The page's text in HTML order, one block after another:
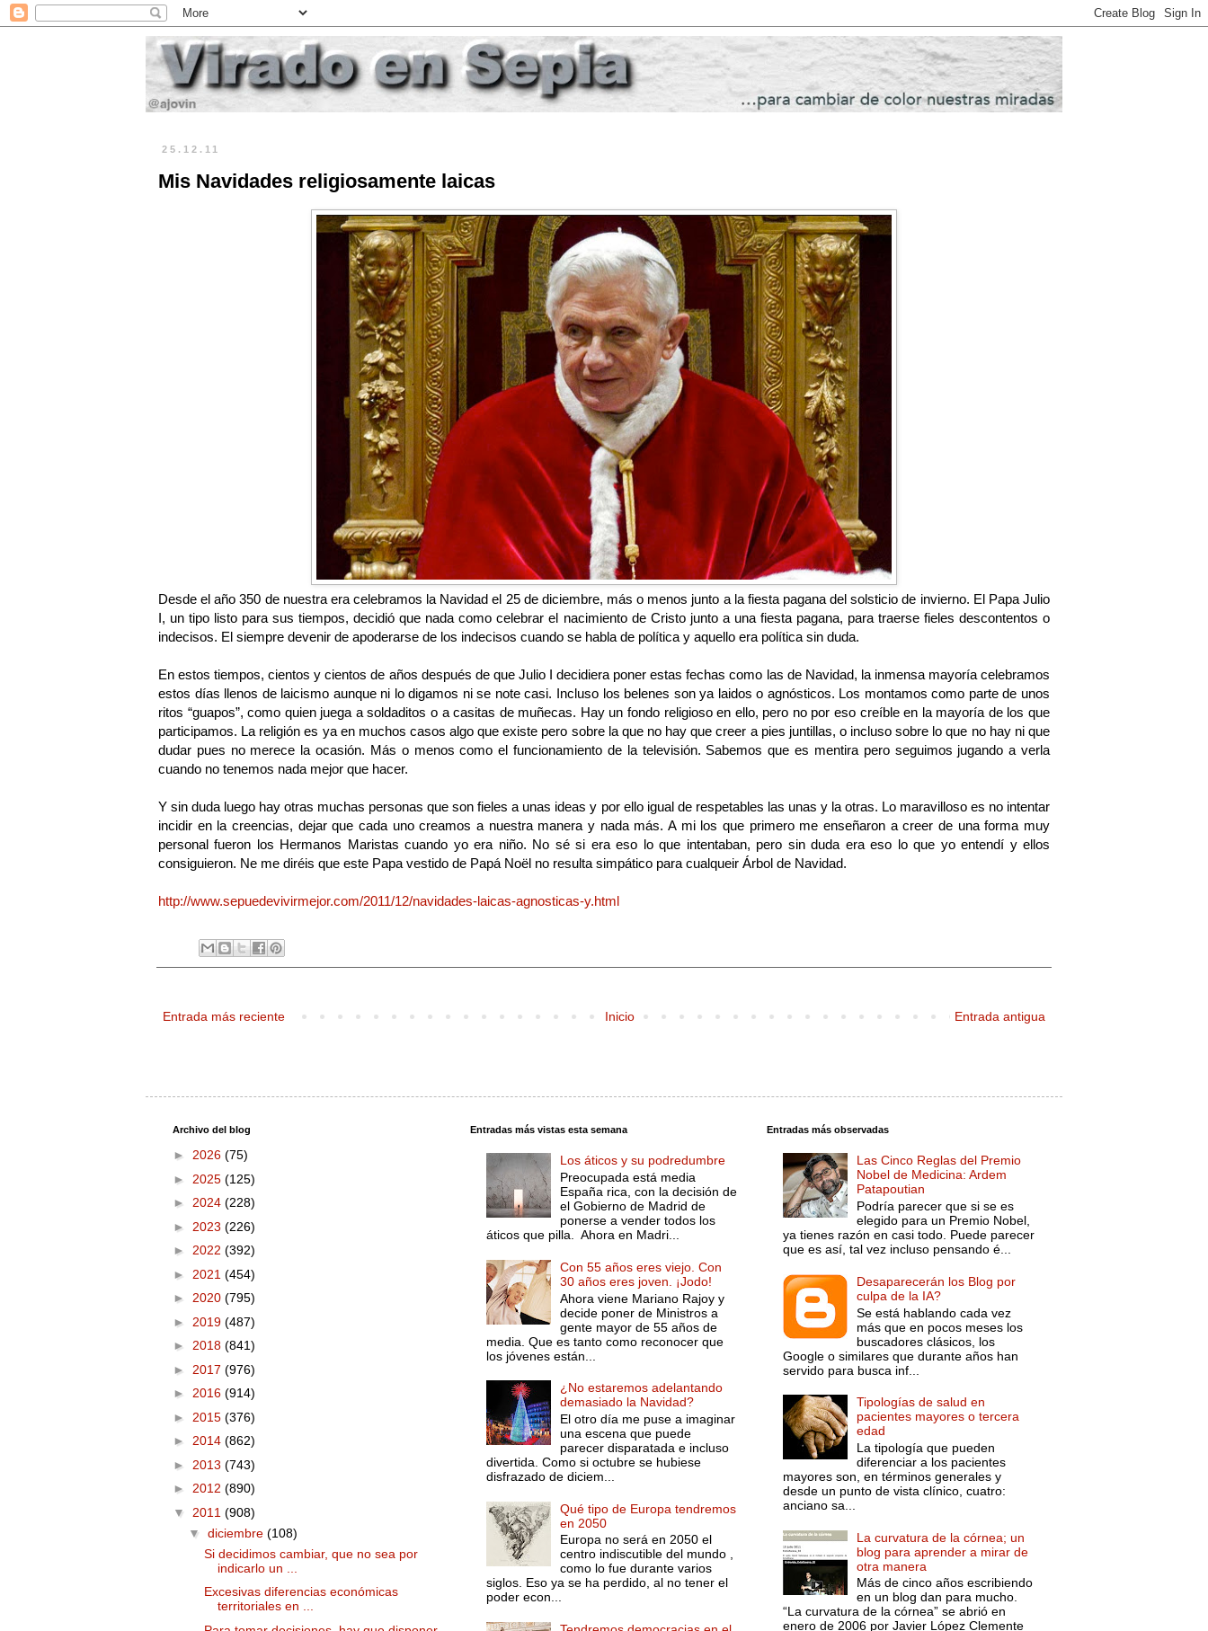
25.12.11
Mis Navidades religiosamente laicas
Desde el año 350 de nuestra era celebramos la Navidad el 25 de diciembre, más o menos junto a la fiesta pagana del solsticio de invierno. El Papa Julio
I, un tipo listo para sus tiempos, decidió que nada como celebrar el nacimiento de Cristo junto a una fiesta pagana, para traerse fieles descontentos o
indecisos. El siempre devenir de apoderarse de los indecisos cuando se habla de política y aquello era política sin duda.
En estos tiempos, cientos y cientos de años después de que Julio I decidiera poner estas fechas como las de Navidad, la inmensa mayoría celebramos
estos días llenos de laicismo aunque ni lo digamos ni se note casi. Incluso los belenes son ya laidos o agnósticos. Los montamos como parte de unos
ritos “guapos”, como quien juega a soldaditos o a casitas de muñecas. Hay un fondo religioso en ello, pero no por eso creíble en la mayoría de los que
participamos. La religión es ya en muchos casos algo que existe pero sobre la que no hay que creer a pies juntillas, o incluso sobre lo que no hay ni que
dudar pues no merece la ocasión. Más o menos como el funcionamiento de la televisión. Sabemos que es mentira pero seguimos jugando a verla
cuando no tenemos nada mejor que hacer.
Y sin duda luego hay otras muchas personas que son fieles a unas ideas y por ello igual de respetables las unas y la otras. Lo maravilloso es no intentar
incidir en la creencias, dejar que cada uno creamos a nuestra manera y nada más. A mi los que primero me enseñaron a creer de una forma muy
personal fueron los Hermanos Maristas cuando yo era niño. No sé si era eso lo que intentaban, pero sin duda era eso lo que yo entendí y ellos
consiguieron. Ne me diréis que este Papa vestido de Papá Noël no resulta simpático para cualqueir Árbol de Navidad.
http://www.sepuedevivirmejor.com/2011/12/navidades-laicas-agnosticas-y.html
Entrada más reciente Entrada antigua
Inicio
Archivo del blog
► 2026 (75)
► 2025 (125)
► 2024 (228)
► 2023 (226)
► 2022 (392)
► 2021 (454)
► 2020 (795)
► 2019 (487)
► 2018 (841)
► 2017 (976)
► 2016 (914)
► 2015 (376)
► 2014 (862)
► 2013 (743)
► 2012 (890)
▼ 2011 (908)
▼ diciembre (108)
Si decidimos cambiar, que no sea por
indicarlo un ...
Excesivas diferencias económicas
territoriales en ...
Entradas más vistas esta semana
Los áticos y su podredumbre
Preocupada está media
España rica, con la decisión de
el Gobierno de Madrid de
ponerse a vender todos los
áticos que pilla. Ahora en Madri...
Con 55 años eres viejo. Con
30 años eres joven. ¡Jodo!
Ahora viene Mariano Rajoy y
decide poner de Ministros a
gente mayor de 55 años de
media. Que es tanto como reconocer que
los jóvenes están...
¿No estaremos adelantando
demasiado la Navidad?
El otro día me puse a imaginar
una escena que puede
parecer disparatada e incluso
divertida. Como si octubre se hubiese
disfrazado de diciem...
Qué tipo de Europa tendremos
en 2050
Europa no será en 2050 el
centro indiscutible del mundo ,
como lo fue durante varios
siglos. Eso ya se ha perdido, al no tener el
poder econ...
Entradas más observadas
Las Cinco Reglas del Premio
Nobel de Medicina: Ardem
Patapoutian
Podría parecer que si se es
elegido para un Premio Nobel,
ya tienes razón en casi todo. Puede parecer
que es así, tal vez incluso pensando é...
Desaparecerán los Blog por
culpa de la IA?
Se está hablando cada vez
más que en pocos meses los
buscadores clásicos, los
Google o similares que durante años han
servido para busca inf...
Tipologías de salud en
pacientes mayores o tercera
edad
La tipología que pueden
diferenciar a los pacientes
mayores son, en términos generales y
desde un punto de vista clínico, cuatro:
anciano sa...
La curvatura de la córnea; un
blog para aprender a mirar de
otra manera
Más de cinco años escribiendo
en un blog dan para mucho.
“La curvatura de la córnea” se abrió en
enero de 2006 por Javier López Clemente